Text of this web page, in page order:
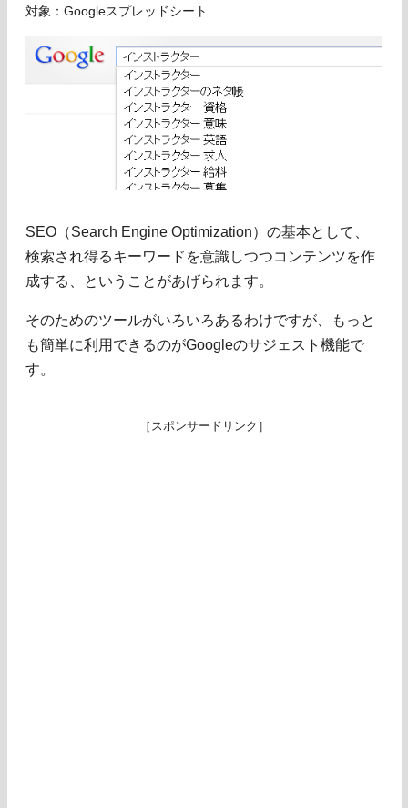
対象：Googleスプレッドシート
SEO（Search Engine Optimization）の基本として、
検索され得るキーワードを意識しつつコンテンツを作
成する、ということがあげられます。
そのためのツールがいろいろあるわけですが、もっと
も簡単に利用できるのがGoogleのサジェスト機能で
す。
［スポンサードリンク］